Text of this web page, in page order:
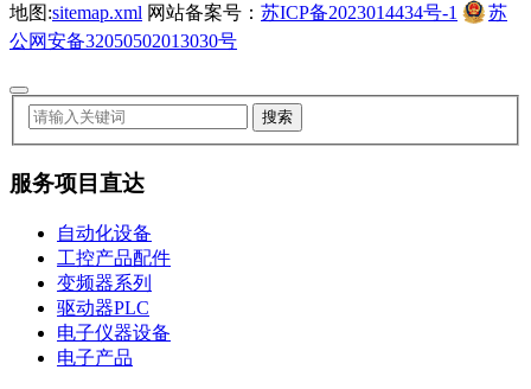
地图:sitemap.xml 网站备案号： 苏ICP备2023014434号-1
苏
公网安备32050502013030号
服务项目直达
自动化设备
工控产品配件
变频器系列
驱动器PLC
电子仪器设备
电子产品